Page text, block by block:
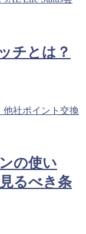
チとは？
の使い
るべき条